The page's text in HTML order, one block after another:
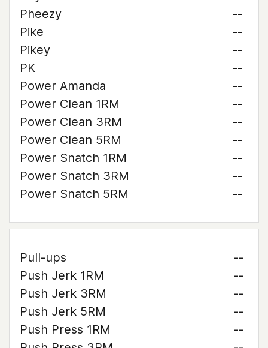
Pheezy
--
Pike
--
Pikey
--
PK
--
Power Amanda
--
Power Clean 1RM
--
Power Clean 3RM
--
Power Clean 5RM
--
Power Snatch 1RM
--
Power Snatch 3RM
--
Power Snatch 5RM
--
Pull-ups
--
Push Jerk 1RM
--
Push Jerk 3RM
--
Push Jerk 5RM
--
Push Press 1RM
--